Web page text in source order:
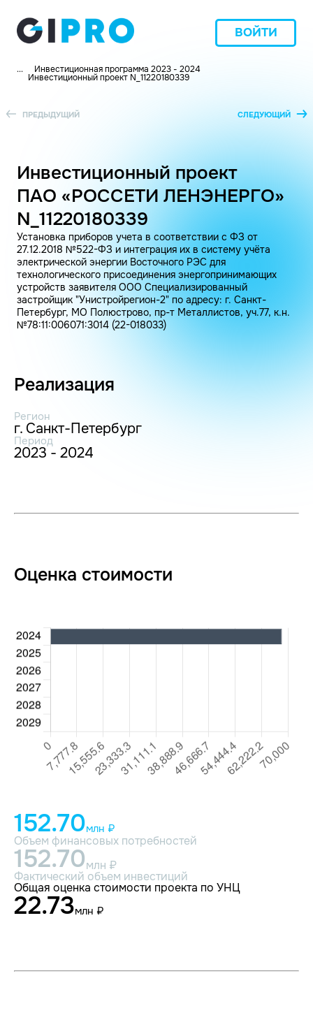
ВОЙТИ
... Инвестиционная программа 2023 - 2024
Инвестиционный проект N_11220180339
ПРЕДЫДУЩИЙ СЛЕДУЮЩИЙ
Инвестиционный проект
ПАО «РОССЕТИ ЛЕНЭНЕРГО»
N_11220180339
Установка приборов учета в соответствии с ФЗ от
27.12.2018 №522-ФЗ и интеграция их в систему учёта
электрической энергии Восточного РЭС для
технологического присоединения энергопринимающих
устройств заявителя ООО Специализированный
застройщик "Унистройрегион-2" по адресу: г. Санкт-
Петербург, МО Полюстрово, пр-т Металлистов, уч.77, к.н.
№78:11:006071:3014 (22-018033)
Реализация
Регион
г. Санкт-Петербург
Период
2023 - 2024
Оценка стоимости
152.70млн ₽
Объем финансовых потребностей
152.70млн ₽
Фактический объем инвестиций
Общая оценка стоимости проекта по УНЦ
22.73млн ₽